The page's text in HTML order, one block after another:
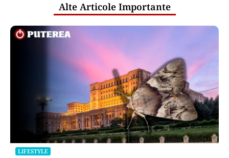
Alte Articole Importante
LIFESTYLE